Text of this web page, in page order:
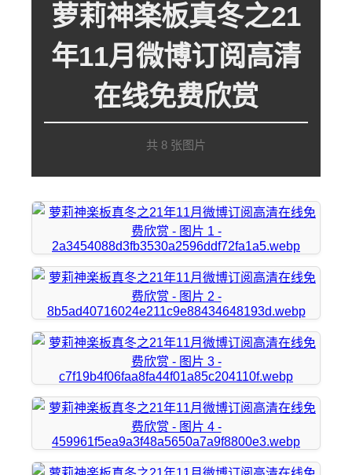
萝莉神楽板真冬之21
年11月微博订阅高清
在线免费欣赏
共 8 张图片